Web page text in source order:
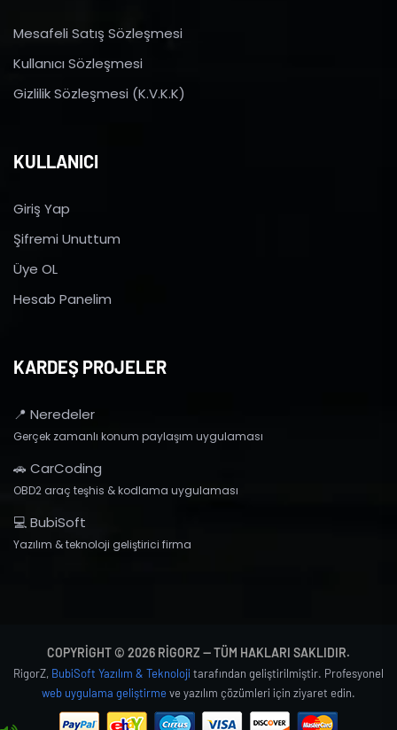
Mesafeli Satış Sözleşmesi
Kullanıcı Sözleşmesi
Gizlilik Sözleşmesi (K.V.K.K)
KULLANICI
Giriş Yap
Şifremi Unuttum
Üye OL
Hesab Panelim
KARDEŞ PROJELER
📍 Neredeler
Gerçek zamanlı konum paylaşım uygulaması
🚗 CarCoding
OBD2 araç teşhis & kodlama uygulaması
💻 BubiSoft
Yazılım & teknoloji geliştirici firma
COPYRIGHT © 2026 RIGORZ — TÜM HAKLARI SAKLIDIR.
RigorZ, BubiSoft Yazılım & Teknoloji tarafından geliştirilmiştir. Profesyonel
web uygulama geliştirmeve yazılım çözümleri için ziyaret edin.